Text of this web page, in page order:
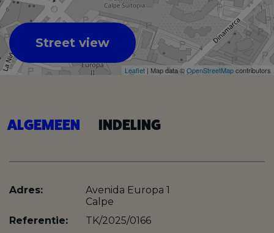
Leaflet | Map data ©OpenStreetMapcontributors
Street view
ALGEMEEN INDELING
Adres:
Avenida Europa 1
Calpe
Referentie:
TK/2025/0166